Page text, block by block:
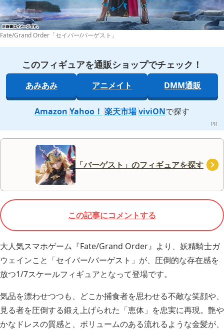
Fate/Grand Order「セイバー/バーゲスト」
このフィギュアを通販ショップでチェック！
あみあみ アニメイト DMM通販
Amazon Yahoo！ 楽天市場 viviONで探す
「バーゲスト」のフィギュアを探す
この記事にコメントする
大人気スマホゲーム『Fate/Grand Order』より、妖精騎士ガ
ウェインこと「セイバー/バーゲスト」が、圧倒的な存在感を
放つ1/7スケールフィギュアとなって登場です。
気品を漂わせつつも、どこか捕食者を思わせる不敵な笑顔や、
見る者を圧倒する鍛え上げられた「恵体」を忠実に再現。艶や
かなドレスの質感と、ボリュームのある流れるような金髪が、